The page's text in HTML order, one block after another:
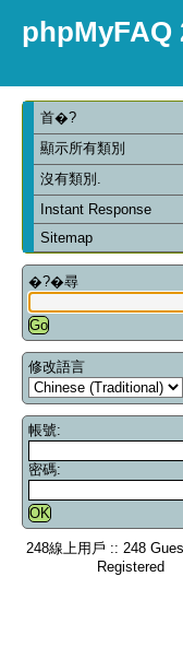
phpMyFAQ
首�?
顯示所有類別
沒有類別.
Instant Response
Sitemap
�?�尋
修改語言
帳號:
密碼:
248線上用戶 :: 248
Registered